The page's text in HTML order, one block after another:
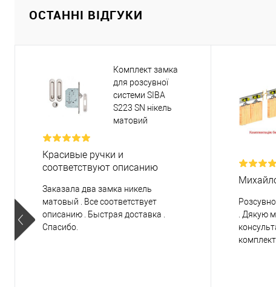
ОСТАННІ ВІДГУКИ
Комплект замка
для розсувної
системи SIBA
S223 SN нікель
матовий
Красивые ручки и
соответствуют описанию
Заказала два замка никель
матовый . Все соответствует
описанию . Быстрая доставка .
Спасибо.
. Дякую